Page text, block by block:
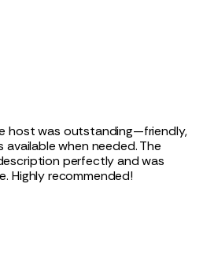
host was outstanding—friendly,
when needed. The
perfectly and was
Highly recommended!